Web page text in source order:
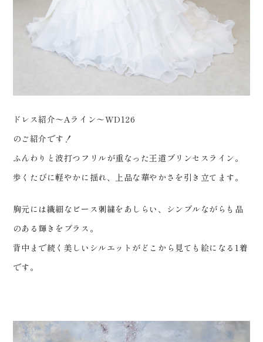
Tel.0120-05-7536
Time.10:30 - 18:00（年中無休）
ドレス紹介〜Aライン〜WD126
のご紹介です！
ふんわりと波打つフリルが重なった王道プリンセスライン。
歩くたびに軽やかに揺れ、上品な華やかさを引き立てます。
胸元には繊細なビース刺繍をあしらい、シンプルながらも品
のある輝きをプラス。
背中まで続く美しいシルエットがどこから見ても絵になる1着
です。